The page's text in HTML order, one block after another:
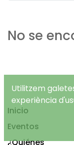
No se
Inicio
Eventos
¿Quiénes
Utilitzem
experiència